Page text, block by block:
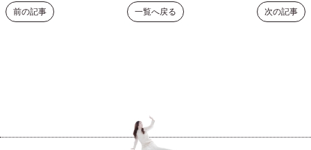
次の記事
一覧へ戻る
前の記事